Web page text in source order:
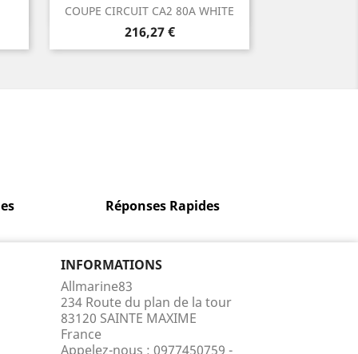
COUPE CIRCUIT CA2 80A WHITE
Prix
216,27 €
Aperçu rapide
Réponses Rapides
INFORMATIONS
Allmarine83
234 Route du plan de la tour
83120 SAINTE MAXIME
France
Appelez-nous : 0977450759 -